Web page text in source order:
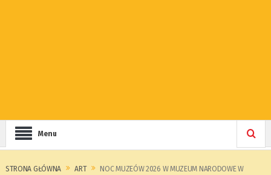
Menu
STRONA GŁÓWNA ART
NOC MUZEÓW 2026 W MUZEUM NARODOWE W